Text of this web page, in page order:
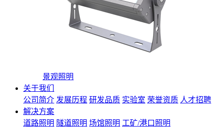
景观照明
关于我们
公司简介 发展历程 研发品质 实验室 荣誉资质 人才招聘
解决方案
道路照明 隧道照明 场馆照明 工矿/港口照明